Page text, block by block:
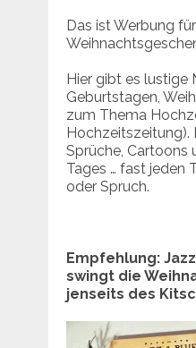
Das ist Werbung
Hier gibt es lustige
Geburtstagen,
zum Thema
Hochzeitszeitung).
Sprüche, Cartoons
Tages … fast jeden
oder Spruch.
Empfehlung:
swingt die
jenseits des